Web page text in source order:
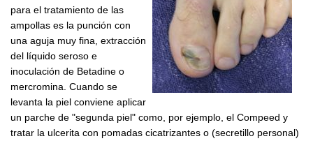
para el tratamiento de las
ampollas es la punción con
una aguja muy fina, extracción
del líquido seroso e
inoculación de Betadine o
mercromina. Cuando se
levanta la piel conviene aplicar
un parche de "segunda piel" como, por ejemplo, el Compeed y
tratar la ulcerita con pomadas cicatrizantes o (secretillo personal)